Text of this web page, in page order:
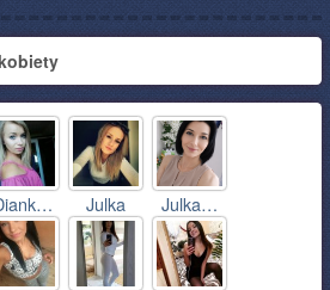
Julka Julka…